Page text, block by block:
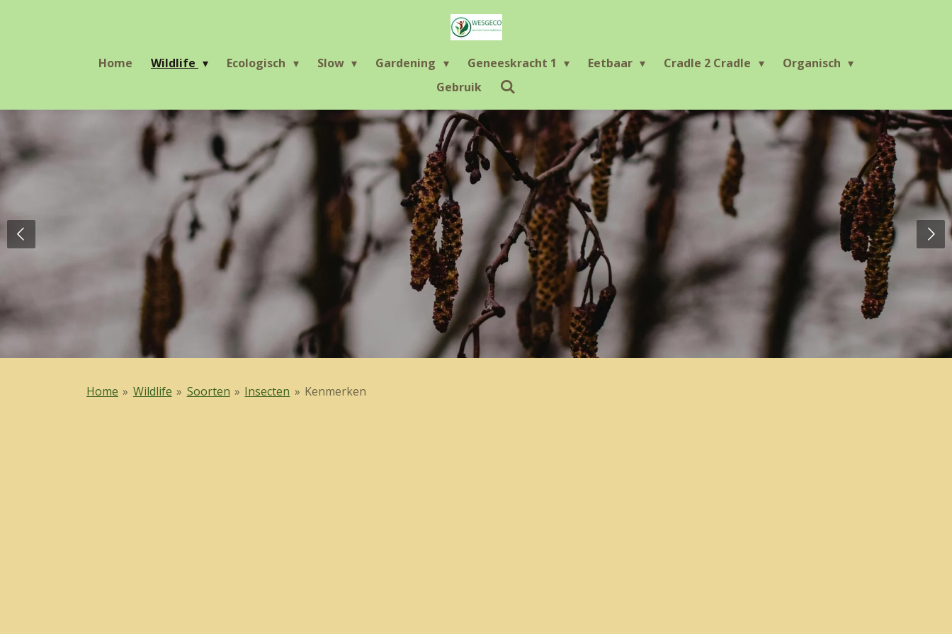
Home Wildlife Ecologisch Slow Gardening Geneeskracht 1 Eetbaar Cradle 2 Cradle
Organisch
Gebruik
Home » Wildlife » Soorten » Insecten » Kenmerken